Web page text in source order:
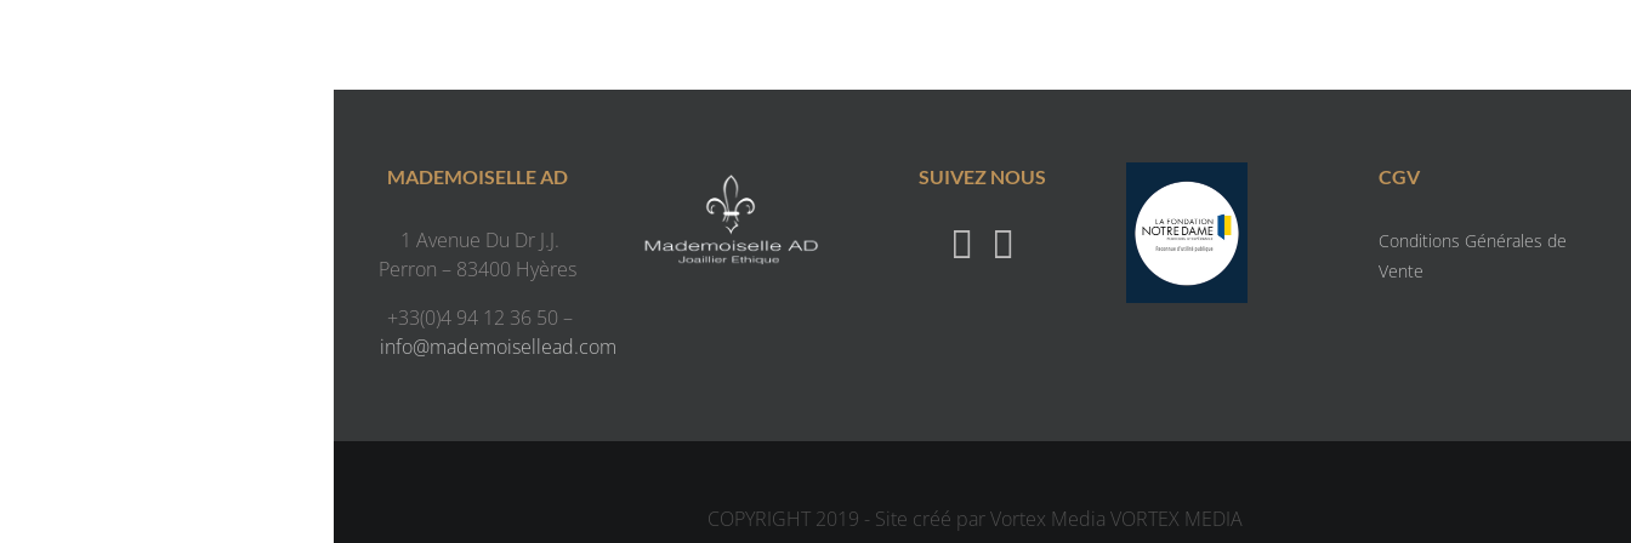
MADEMOISELLE AD
1 Avenue Du Dr J.J.
Perron – 83400 Hyères
+33(0)4 94 12 36 50 –
info@mademoisellead.com
SUIVEZ NOUS CGV
Conditions Générales de
Vente
COPYRIGHT 2019 - Site créé par Vortex Media VORTEX MEDIA